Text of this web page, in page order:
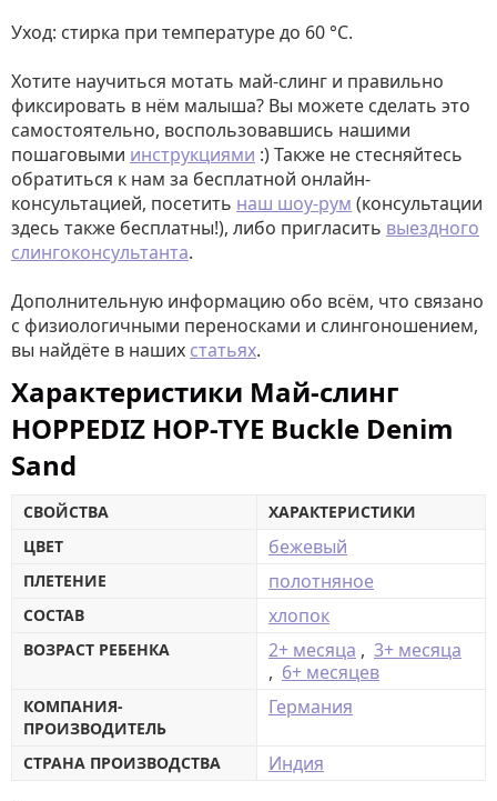
Уход: стирка при температуре до 60 °C.
Хотите научиться мотать май-слинг и правильно
фиксировать в нём малыша? Вы можете сделать это
самостоятельно, воспользовавшись нашими
пошаговыми инструкциями :) Также не стесняйтесь
обратиться к нам за бесплатной онлайн-
консультацией, посетить наш шоу-рум (консультации
здесь также бесплатны!), либо пригласить выездного
слингоконсультанта.
Дополнительную информацию обо всём, что связано
с физиологичными переносками и слингоношением,
вы найдёте в наших статьях.
Характеристики Май-слинг
HOPPEDIZ HOP-TYE Buckle Denim
Sand
СВОЙСТВА
ХАРАКТЕРИСТИКИ
ЦВЕТ
бежевый
ПЛЕТЕНИЕ полотняное
СОСТАВ хлопок
ВОЗРАСТ РЕБЕНКА 2+ месяца , 3+ месяца
, 6+ месяцев
КОМПАНИЯ-
ПРОИЗВОДИТЕЛЬ
Германия
СТРАНА ПРОИЗВОДСТВА Индия